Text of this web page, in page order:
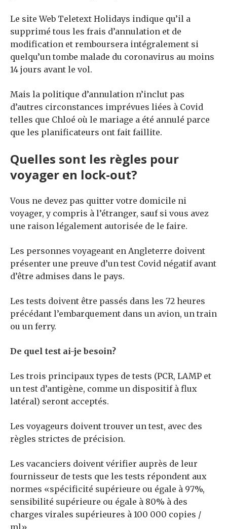
Le site Web Teletext Holidays indique qu’il a
supprimé tous les frais d’annulation et de
modification et remboursera intégralement si
quelqu’un tombe malade du coronavirus au moins
14 jours avant le vol.
Mais la politique d’annulation n’inclut pas
d’autres circonstances imprévues liées à Covid
telles que Chloé où le mariage a été annulé parce
que les planificateurs ont fait faillite.
Quelles sont les règles pour
voyager en lock-out?
Vous ne devez pas quitter votre domicile ni
voyager, y compris à l’étranger, sauf si vous avez
une raison légalement autorisée de le faire.
Les personnes voyageant en Angleterre doivent
présenter une preuve d’un test Covid négatif avant
d’être admises dans le pays.
Les tests doivent être passés dans les 72 heures
précédant l’embarquement dans un avion, un train
ou un ferry.
De quel test ai-je besoin?
Les trois principaux types de tests (PCR, LAMP et
un test d’antigène, comme un dispositif à flux
latéral) seront acceptés.
Les voyageurs doivent trouver un test, avec des
règles strictes de précision.
Les vacanciers doivent vérifier auprès de leur
fournisseur de tests que les tests répondent aux
normes «spécificité supérieure ou égale à 97%,
sensibilité supérieure ou égale à 80% à des
charges virales supérieures à 100 000 copies /